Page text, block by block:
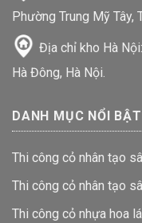
Phường Trung Mỹ Tây,
Địa chỉ kho Hà
Hà Đông, Hà Nội.
DANH MỤC NỔI BẬT
Thi công cỏ nhân tạo
Thi công cỏ nhân tạo
Thi công cỏ nhựa hoa